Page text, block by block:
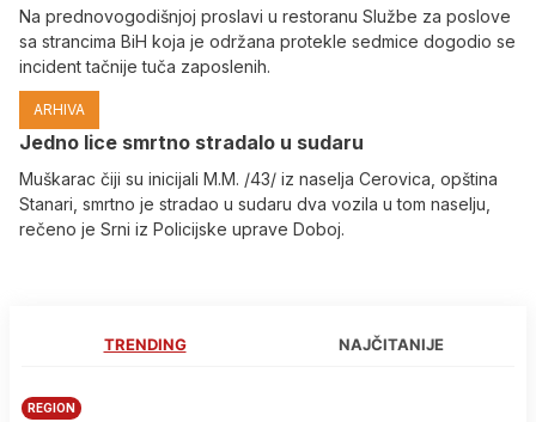
Na prednovogodišnjoj proslavi u restoranu Službe za poslove
sa strancima BiH koja je održana protekle sedmice dogodio se
incident tačnije tuča zaposlenih.
ARHIVA
Јedno lice smrtno stradalo u sudaru
Muškarac čiji su inicijali M.M. /43/ iz naselja Cerovica, opština
Stanari, smrtno je stradao u sudaru dva vozila u tom naselju,
rečeno je Srni iz Policijske uprave Doboj.
TRENDING NAJČITANIJE
REGION